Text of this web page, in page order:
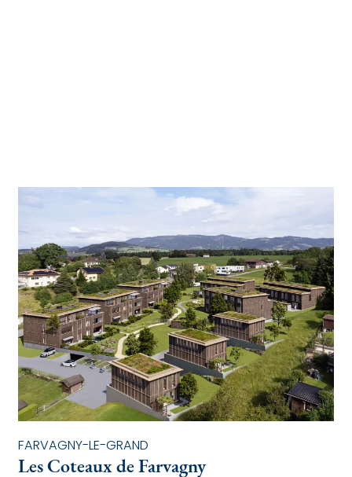
FARVAGNY-LE-GRAND
Les Coteaux de Farvagny